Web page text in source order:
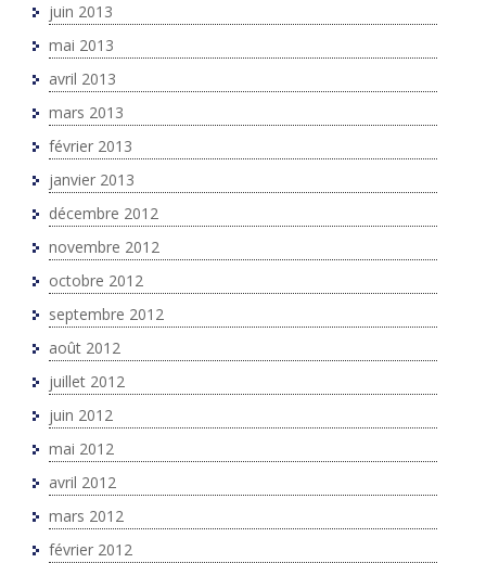
juin 2013
mai 2013
avril 2013
mars 2013
février 2013
janvier 2013
décembre 2012
novembre 2012
octobre 2012
septembre 2012
août 2012
juillet 2012
juin 2012
mai 2012
avril 2012
mars 2012
février 2012